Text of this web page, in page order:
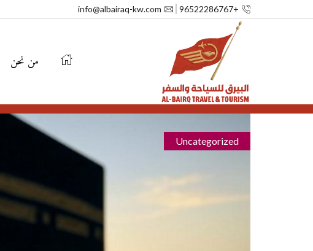
+96522286767
info@albairaq-kw.com
من نحن
Uncategorized